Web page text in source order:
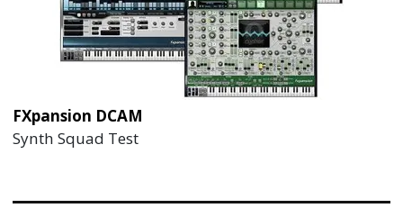
FXpansion DCAM
Synth Squad Test